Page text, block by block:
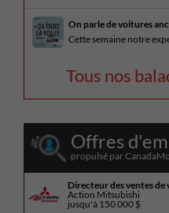
Tous nos
Offres
propulsé par
Directeur des ventes de
Action Mitsubishi
jusqu'à 150 000 $